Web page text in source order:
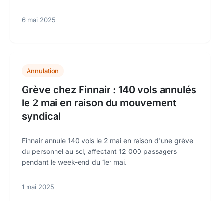
6 mai 2025
Annulation
Grève chez Finnair : 140 vols annulés
le 2 mai en raison du mouvement
syndical
Finnair annule 140 vols le 2 mai en raison d'une grève
du personnel au sol, affectant 12 000 passagers
pendant le week-end du 1er mai.
1 mai 2025